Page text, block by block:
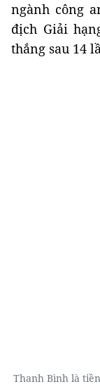
ngành công
địch Giải
thắng sau 14
Thanh Bình là